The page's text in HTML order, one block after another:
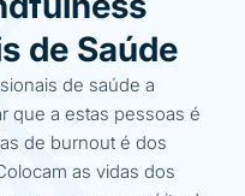
de Saúde
de saúde a
que a estas pessoas é
de burnout é dos
as vidas dos